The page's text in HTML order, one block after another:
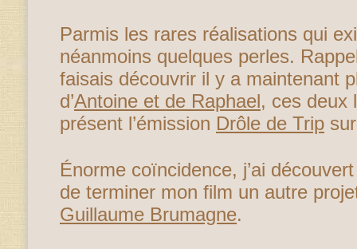
Parmis les rares réalisations qui
néanmoins quelques perles.
faisais découvrir il y a maintenant
d’Antoine et de Raphael, ces deux
présent l’émission Drôle de Trip
Énorme coïncidence, j’ai
de terminer mon film un autre
Guillaume Brumagne.